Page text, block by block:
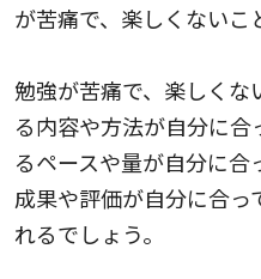
が苦痛で、楽しくないこ
勉強が苦痛で、楽しく
る内容や方法が自分に
るペースや量が自分に合
成果や評価が自分に合っ
れるでしょう。